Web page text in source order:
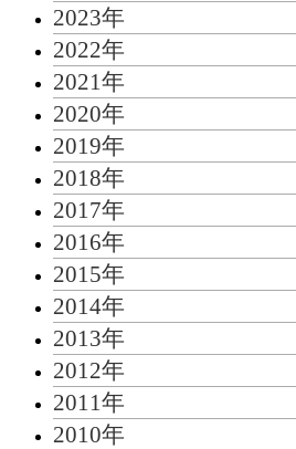
2023年
2022年
2021年
2020年
2019年
2018年
2017年
2016年
2015年
2014年
2013年
2012年
2011年
2010年